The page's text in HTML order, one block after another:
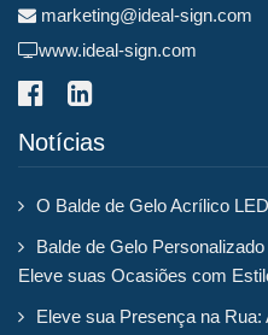
marketing@ideal-sign.com
www.ideal-sign.com
Notícias
O Balde de Gelo Acrílico
Balde de Gelo
Eleve suas Ocasiões com
Eleve sua Presença na